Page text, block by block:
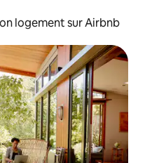
logement sur Airbnb